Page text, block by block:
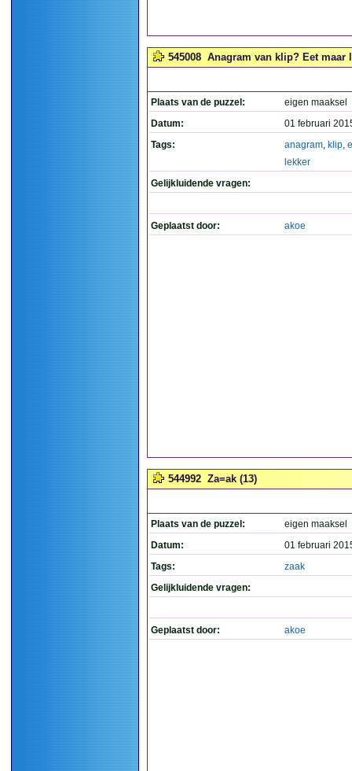
545008 Anagram van klip? Eet maar
Plaats van de puzzel:
eigen maaksel
Datum:
01 februari
Tags:
anagram, klip,
lekker
Gelijkluidende vragen:
Geplaatst door: akoe
544992 Za=ak (13)
Plaats van de puzzel:
eigen maaksel
Datum:
01 februari
Tags:
zaak
Gelijkluidende vragen:
Geplaatst door: akoe